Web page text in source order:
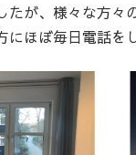
たが、様々な方々
にほぼ毎日電話を